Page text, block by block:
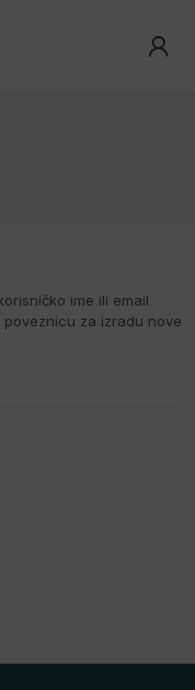
ime ili email
za izradu nove